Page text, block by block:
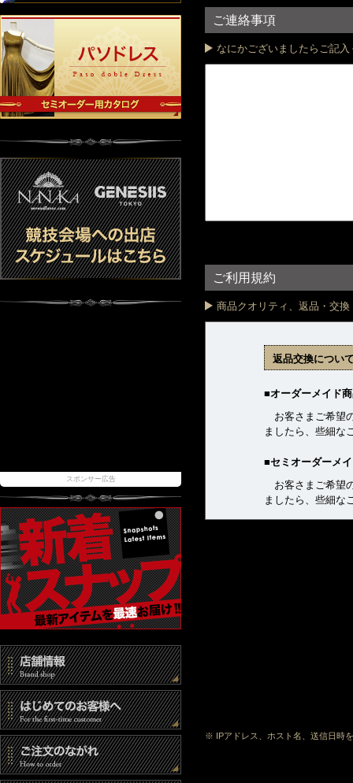
スポンサー広告
ご連絡事項
なにかございましたらご記入
ご利用規約
商品クオリティ、返品・交
返品交換につい
■オーダーメイド
お客さまご希望
ましたら、些細な
■セミオーダーメ
お客さまご希望
ましたら、些細な
につき返品事務手
※ IPアドレス、ホスト名、送信日時